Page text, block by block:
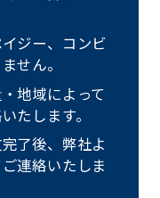
ジー、コンビ
せん。
地域によって
たします。
了後、弊社よ
連絡いたしま